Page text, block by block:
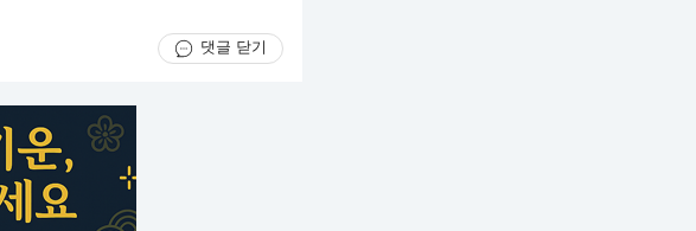
댓글 닫기